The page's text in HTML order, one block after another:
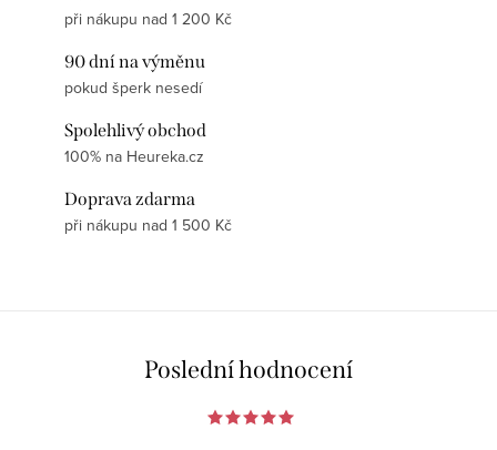
při nákupu nad 1 200 Kč
90 dní na výměnu
pokud šperk nesedí
Spolehlivý obchod
100% na Heureka.cz
Doprava zdarma
při nákupu nad 1 500 Kč
Poslední hodnocení